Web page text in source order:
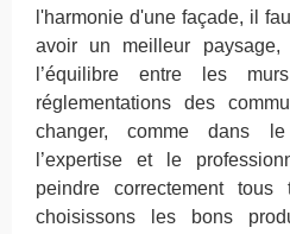
l'harmonie d'une façade, il
avoir un meilleur paysage,
l’équilibre entre les
réglementations des
changer, comme dans
l’expertise et le
peindre correctement
choisissons les bons